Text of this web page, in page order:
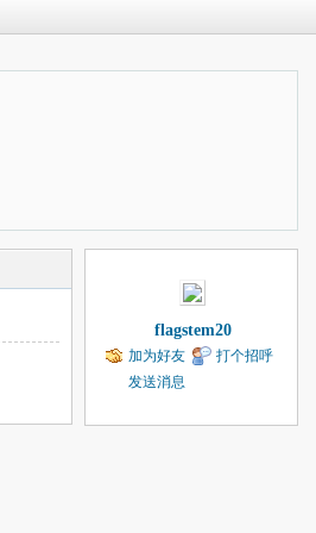
flagstem20
加为好友
打个招呼
发送消息